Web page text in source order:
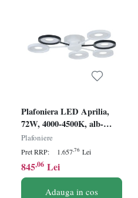
Plafoniera LED Aprilia,
72W, 4000-4500K, alb-
negru
Plafoniere
Pret RRP: 1.657,76 Lei
845,06 Lei
Adauga in cos